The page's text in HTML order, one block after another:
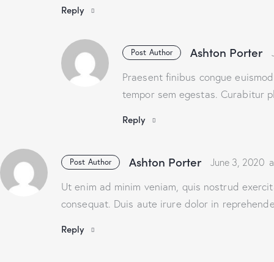
Reply
Post Author Ashton Porter
Praesent finibus congue
tempor sem egestas. Curabitur
Reply
Post Author Ashton Porter June 3, 2020
Ut enim ad minim veniam, quis nostrud
consequat. Duis aute irure dolor in
Reply